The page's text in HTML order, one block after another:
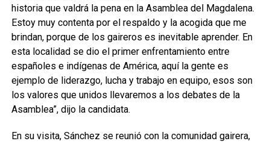
historia que valdrá la pena en la Asamblea del Magdalena.
Estoy muy contenta por el respaldo y la acogida que me
brindan, porque de los gaireros es inevitable aprender. En
esta localidad se dio el primer enfrentamiento entre
españoles e indígenas de América, aquí la gente es
ejemplo de liderazgo, lucha y trabajo en equipo, esos son
los valores que unidos llevaremos a los debates de la
Asamblea”, dijo la candidata.
En su visita, Sánchez se reunió con la comunidad gairera,